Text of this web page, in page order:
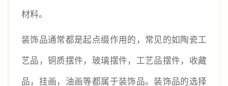
材料。
装饰品通常都是起点缀作用的，常见的如陶瓷工
艺品，铜质摆件，玻璃摆件，工艺品摆件，收藏
品，挂画，油画等都属于装饰品。装饰品的选择